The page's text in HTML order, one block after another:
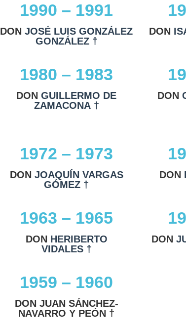
1990 – 1991
DONJOSÉ LUIS GONZÁLEZ
GONZÁLEZ †
DON
1980 – 1983
DONGUILLERMO DE
ZAMACONA †
DON
1972 – 1973
DON JOAQUÍN VARGAS
GÓMEZ †
DON
1963 – 1965
DON HERIBERTO
VIDALES †
DON
1959 – 1960
DON JUAN SÁNCHEZ-
NAVARRO Y PEÓN †